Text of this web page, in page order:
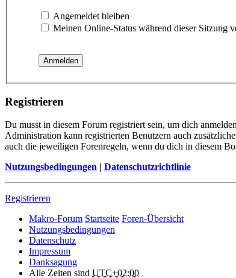
Angemeldet bleiben
Meinen Online-Status während dieser Sitzung
Registrieren
Du musst in diesem Forum registriert sein, um dich
Administration kann registrierten Benutzern auch
auch die jeweiligen Forenregeln, wenn du dich in diesem
Nutzungsbedingungen | Datenschutzrichtlinie
Registrieren
Makro-Forum Startseite Foren-Übersicht
Nutzungsbedingungen
Datenschutz
Impressum
Danksagung
Alle Zeiten sind UTC+02:00